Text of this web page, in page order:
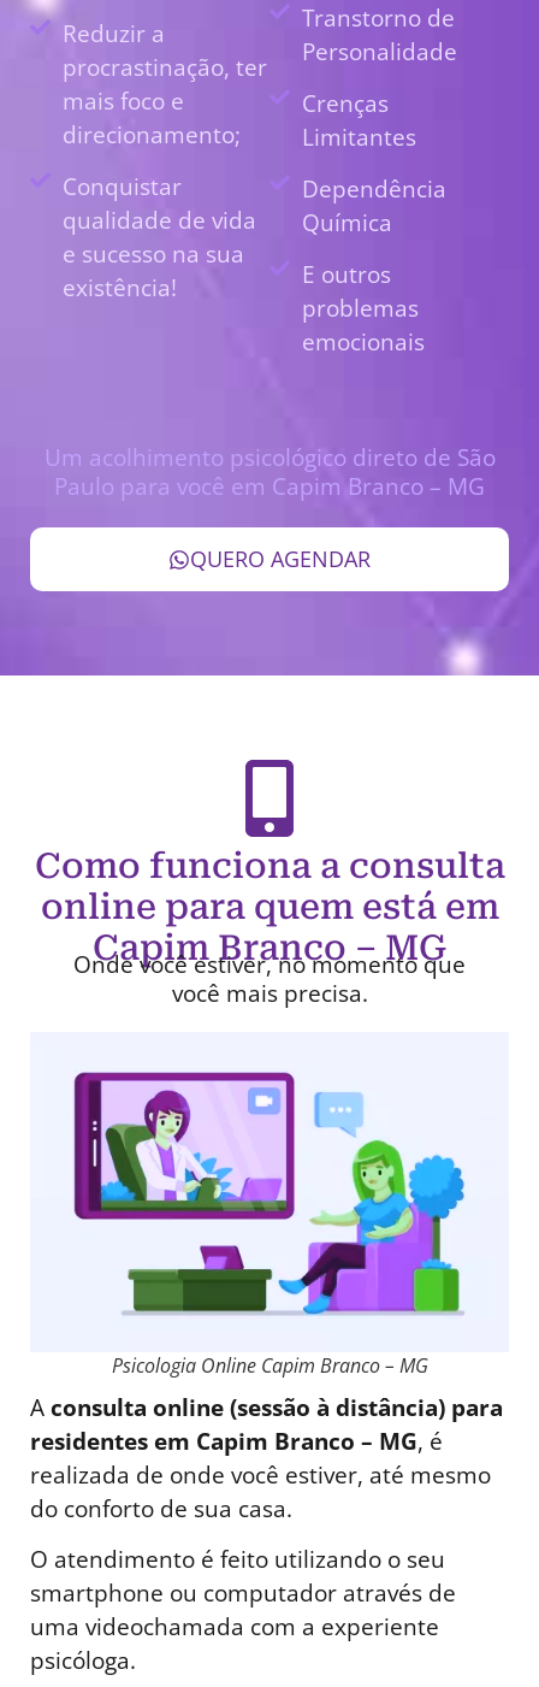
Reduzir a
procrastinação, ter
mais foco e
direcionamento;
Conquistar
qualidade de vida
e sucesso na sua
existência!
Transtorno de
Personalidade
Crenças
Limitantes
Dependência
Química
E outros
problemas
emocionais
Um acolhimento psicológico direto de São
Paulo para você em Capim Branco – MG
QUERO AGENDAR
Como funciona a consulta
online para quem está em
Capim Branco – MG
Onde você estiver, no momento que
você mais precisa.
Psicologia Online Capim Branco – MG
Aconsulta online (sessão à distância) para
residentes em Capim Branco – MG, é
realizada de onde você estiver, até mesmo
do conforto de sua casa.
O atendimento é feito utilizando o seu
smartphone ou computador através de
uma videochamada com a experiente
psicóloga.